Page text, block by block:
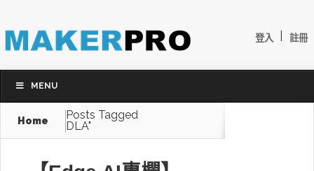
登入 註冊
MENU
Home
Posts Tagged
DLA"